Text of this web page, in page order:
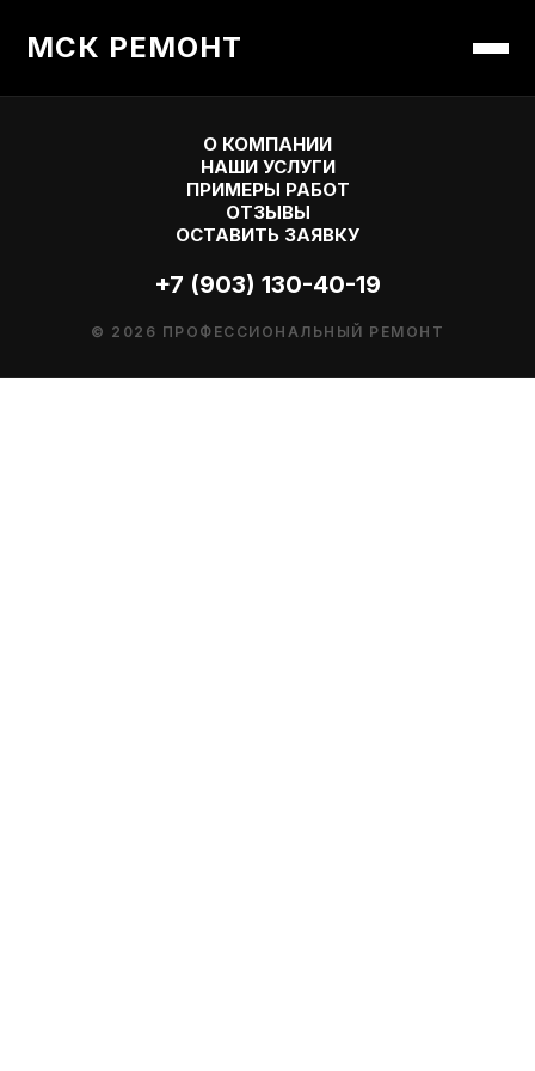
О КОМПАНИИ
НАШИ УСЛУГИ
ПРИМЕРЫ РАБОТ
ОТЗЫВЫ
ОСТАВИТЬ ЗАЯВКУ
+7 (903) 130-40-19
© 2026 ПРОФЕССИОНАЛЬНЫЙ РЕМОНТ
МСК РЕМОНТ